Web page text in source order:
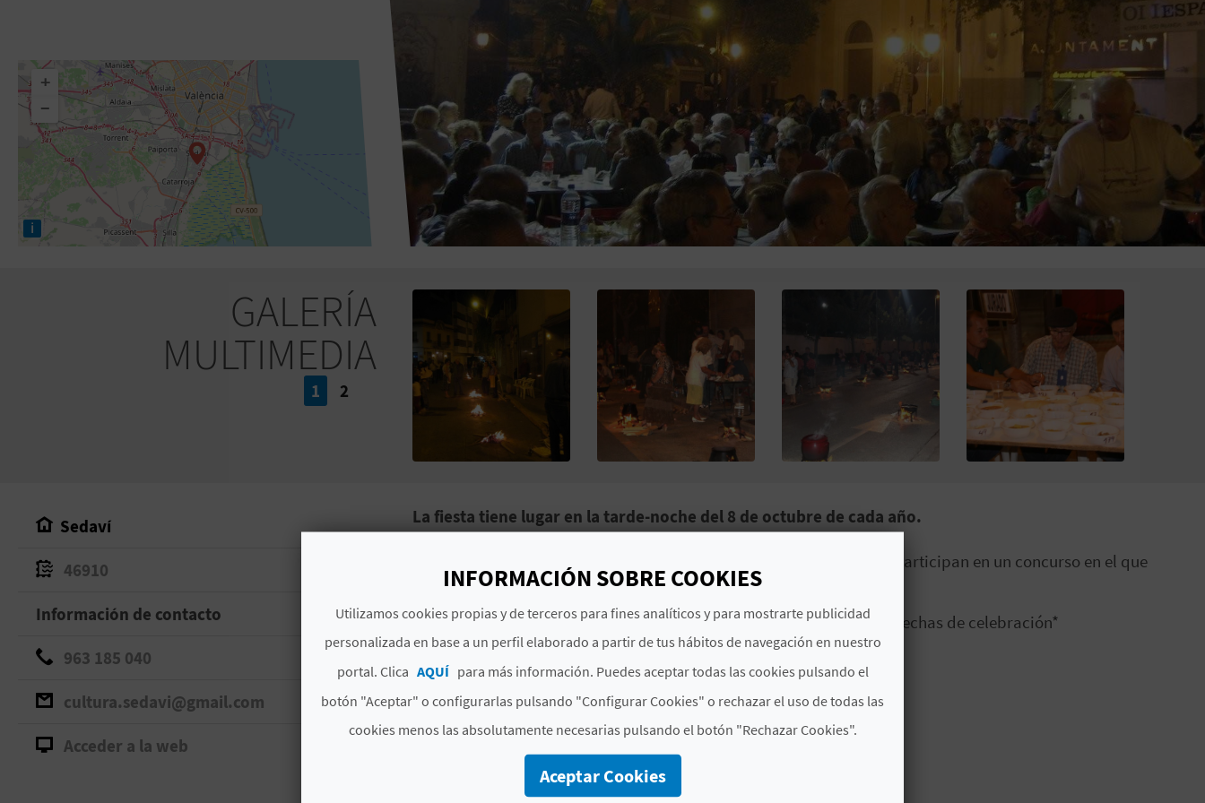
+
−
i
GALERÍA
MULTIMEDIA
1 2
Sedaví
46910
Información de contacto
963 185 040
cultura.sedavi@gmail.com
Acceder a la web
La fiesta tiene lugar en la tarde-noche del 8 de octubre de cada año.
A la cena asisten más de 2.000 personas. Un máximo de 200 peroles participan en un concurso en el que
no hay dosall i pebresiguales o con el mismo sabor.
*Fechas aproximadas. Es recomendable confirmar previamente las fechas de celebración*
MÁS INFORMACIÓN
Fecha de inicio
08/10/2024
09/10/2024
INFORMACIÓN SOBRE COOKIES
Utilizamos cookies propias y de terceros para fines analíticos y para mostrarte publicidad
personalizada en base a un perfil elaborado a partir de tus hábitos de navegación en nuestro
portal. Clica AQUÍ para más información. Puedes aceptar todas las cookies pulsando el
botón "Aceptar" o configurarlas pulsando "Configurar Cookies" o rechazar el uso de todas las
cookies menos las absolutamente necesarias pulsando el botón "Rechazar Cookies".
Aceptar Cookies